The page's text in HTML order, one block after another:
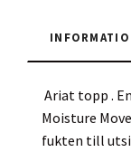
Ariat topp .
Moisture
fukten till